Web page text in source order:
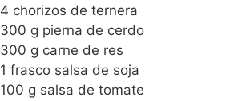
4 chorizos de ternera
300 g pierna de cerdo
300 g carne de res
1 frasco salsa de soja
100 g salsa de tomate